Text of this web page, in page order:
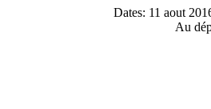
Dates: 11 aout
Au